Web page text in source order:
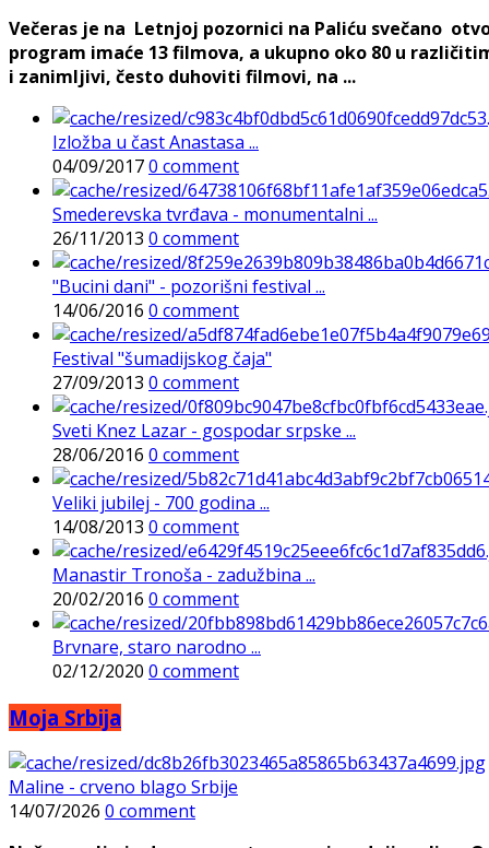
Večeras je na Letnjoj pozornici na Paliću svečano
program imaće 13 filmova, a ukupno oko 80 u
i zanimljivi, često duhoviti filmovi, na ...
Izložba u čast Anastasa ...
04/09/20170 comment
Smederevska tvrđava - monumentalni ...
26/11/2013 0 comment
"Bucini dani" - pozorišni festival ...
14/06/2016 0 comment
Festival "šumadijskog čaja"
27/09/2013 0 comment
Sveti Knez Lazar - gospodar srpske ...
28/06/2016 0 comment
Veliki jubilej - 700 godina ...
14/08/2013 0 comment
Manastir Tronoša - zadužbina ...
20/02/2016 0 comment
Brvnare, staro narodno ...
02/12/2020 0 comment
Moja Srbija
Maline - crveno blago Srbije
14/07/2026 0 comment